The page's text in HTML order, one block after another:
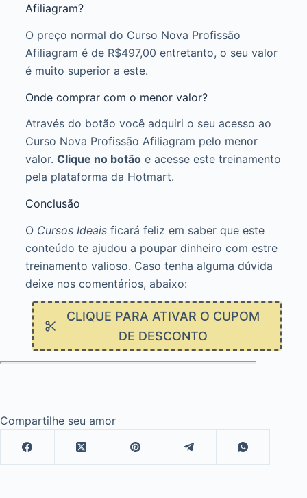
Afiliagram?
O preço normal do Curso Nova Profissão
Afiliagram é de R$497,00 entretanto, o seu valor
é muito superior a este.
Onde comprar com o menor valor?
Através do botão você adquiri o seu acesso ao
Curso Nova Profissão Afiliagram pelo menor
valor. Clique no botãoe acesse este treinamento
pela plataforma da Hotmart.
Conclusão
O Cursos Ideaisficará feliz em saber que este
conteúdo te ajudou a poupar dinheiro com estre
treinamento valioso. Caso tenha alguma dúvida
deixe nos comentários, abaixo:
CLIQUE PARA ATIVAR O CUPOM
DE DESCONTO
Compartilhe seu amor